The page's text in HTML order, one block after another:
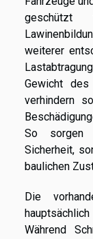
weiterer
Gewicht
verhindern
So sorgen
Sicherheit,
baulichen
Die
Während